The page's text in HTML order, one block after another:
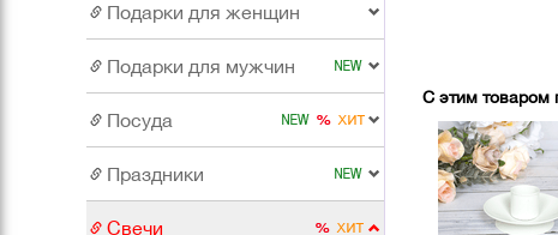
Подарки для женщин
Подарки для мужчин
Посуда
Праздники
Свечи
С этим товаром